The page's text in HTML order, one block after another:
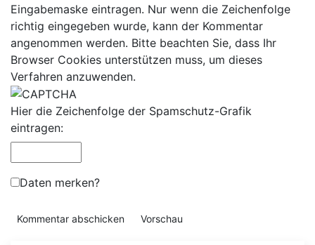
Eingabemaske eintragen. Nur wenn die Zeichenfolge
richtig eingegeben wurde, kann der Kommentar
angenommen werden. Bitte beachten Sie, dass Ihr
Browser Cookies unterstützen muss, um dieses
Verfahren anzuwenden.
Hier die Zeichenfolge der Spamschutz-Grafik
eintragen:
Daten merken?